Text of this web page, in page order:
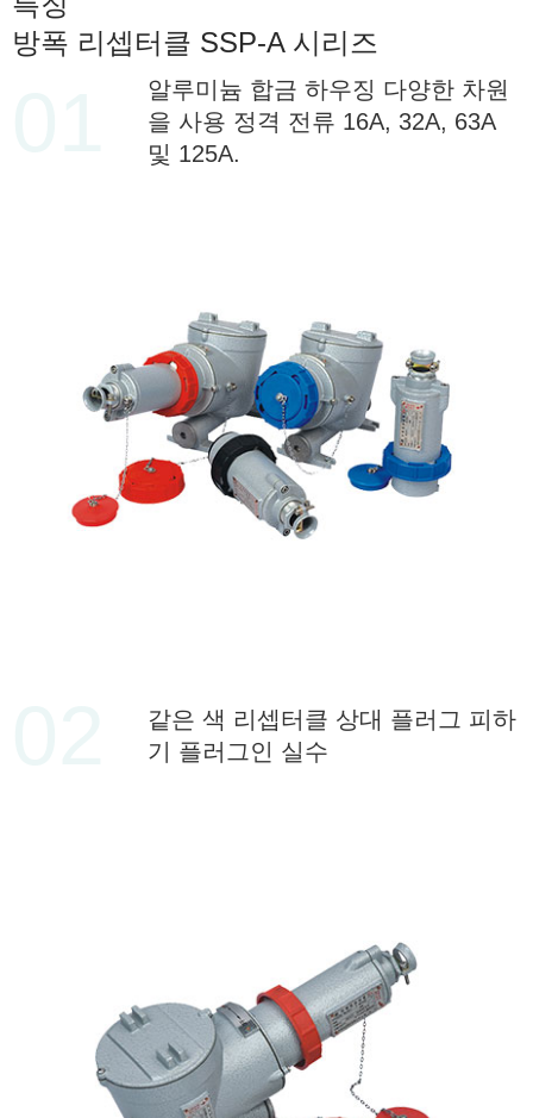
방폭 리셉터클 SSP-A 시리즈
알루미늄 합금 하우징 다양한 차원
을 사용 정격 전류 16A, 32A, 63A
및 125A.
같은 색 리셉터클 상대 플러그 피하
기 플러그인 실수